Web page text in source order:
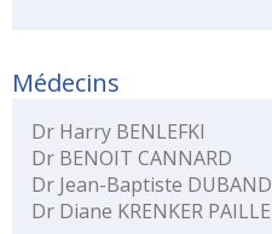
soins
Chirurgie
Chirurgie
robotisée
Médecins
Dr Harry BENLEFKI
Dr BENOIT CANNARD
Dr Jean-Baptiste DUBAND
Dr Diane KRENKER PAILLE